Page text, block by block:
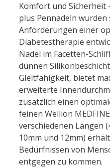
Komfort und Sicherheit
plus Pennadeln
Anforderungen einer
Diabetestherapie
Nadel im Facetten-
dünnen
Gleitfähigkeit, bietet
erweiterte
zusätzlich einen
feinen Wellion
verschiedenen Längen
10mm und 12mm)
Bedürfnissen von
entgegen zu kommen.